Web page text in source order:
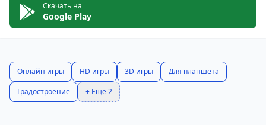
Скачать на
Google Play
Онлайн игры HD игры 3D игры
Для планшета
Градостроение
+ Еще 2